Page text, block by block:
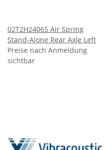
02T2H24065 Air Spring
Stand-Alone Rear Axle Left
Preise nach Anmeldung
sichtbar